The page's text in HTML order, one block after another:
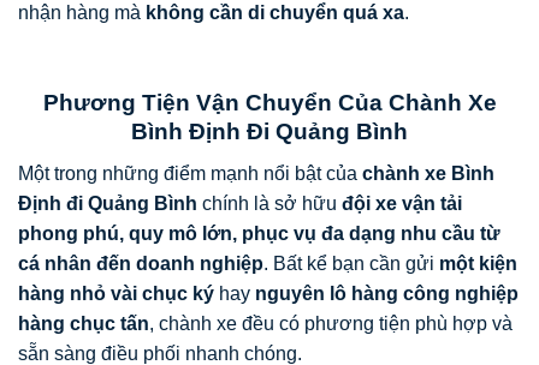
nhận hàng mà không cần di chuyển quá xa.
Phương Tiện Vận Chuyển Của Chành Xe
Bình Định Đi Quảng Bình
Một trong những điểm mạnh nổi bật của chành xe Bình
Định đi Quảng Bình chính là sở hữu đội xe vận tải
phong phú, quy mô lớn, phục vụ đa dạng nhu cầu từ
cá nhân đến doanh nghiệp. Bất kể bạn cần gửi một kiện
hàng nhỏ vài chục ký hay nguyên lô hàng công nghiệp
hàng chục tấn, chành xe đều có phương tiện phù hợp và
sẵn sàng điều phối nhanh chóng.